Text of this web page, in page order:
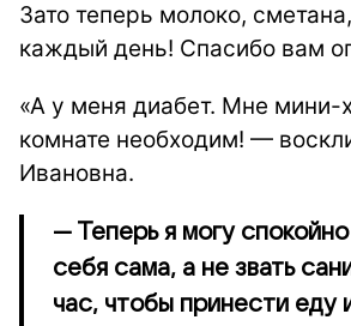
Зато теперь молоко,
каждый день! Спасибо вам
«А у меня диабет. Мне мини-
комнате необходим! —
Ивановна.
— Теперь я могу
себя сама, а не звать
час, чтобы принести еду